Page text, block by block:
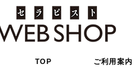
TOP ご利用案内